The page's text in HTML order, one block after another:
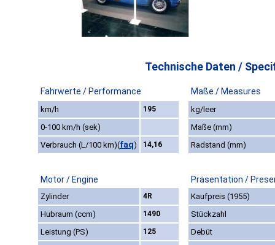
Technische Daten /
Fahrwerte / Performance Maße / Measures
km/h 195
kg/leer
0-100 km/h (sek)
Maße (mm)
Verbrauch (L/100 km)(faq) 14,16 Radstand (mm)
Motor / Engine Präsentation /
Zylinder 4R
Kaufpreis (1955)
Hubraum (ccm)
1490
Stückzahl
Leistung (PS)
125 Debüt